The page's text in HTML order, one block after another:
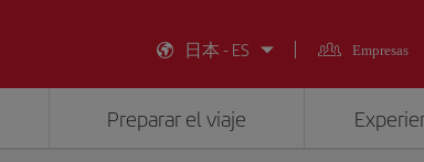
日本 - ES
Empresas
Preparar el viaje